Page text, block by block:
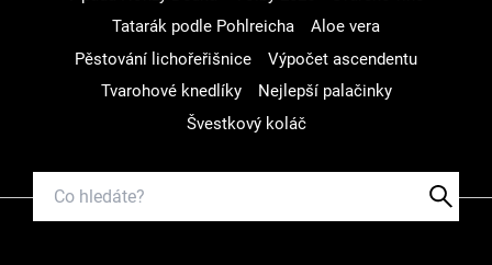
Tatarák podle Pohlreicha
Aloe vera
Pěstování lichořeřišnice
Výpočet ascendentu
Tvarohové knedlíky
Nejlepší palačinky
Švestkový koláč